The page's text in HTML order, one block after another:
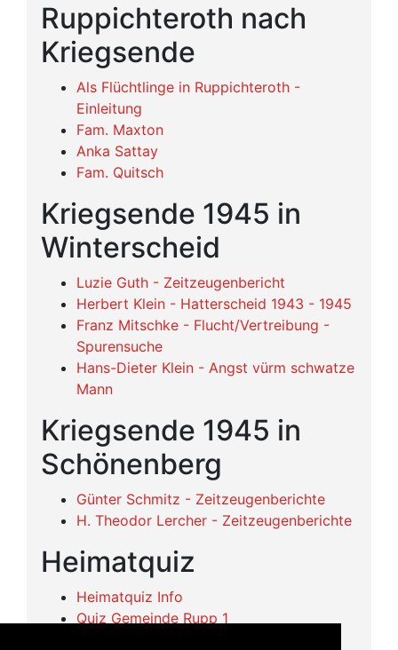
Ruppichteroth nach
Kriegsende
Als Flüchtlinge in Ruppichteroth -
Einleitung
Fam. Maxton
Anka Sattay
Fam. Quitsch
Kriegsende 1945 in
Winterscheid
Luzie Guth - Zeitzeugenbericht
Herbert Klein - Hatterscheid 1943 - 1945
Franz Mitschke - Flucht/Vertreibung -
Spurensuche
Hans-Dieter Klein - Angst vürm schwatze
Mann
Kriegsende 1945 in
Schönenberg
Günter Schmitz - Zeitzeugenberichte
H. Theodor Lercher - Zeitzeugenberichte
Heimatquiz
Heimatquiz Info
Quiz Gemeinde Rupp 1